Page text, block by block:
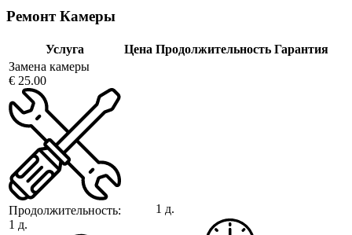
Ремонт Камеры
Услуга Цена Продолжительность Гарантия
Замена камеры
€ 25.00
Продолжительность:
1 д.
1 д.